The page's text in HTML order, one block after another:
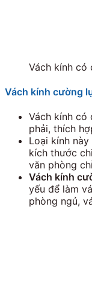
Vách kính có
Vách kính cường
Vách kính có
phải, thích
Loại kính
kích thước
văn phòng
Vách kính
yếu để làm
phòng ngủ,